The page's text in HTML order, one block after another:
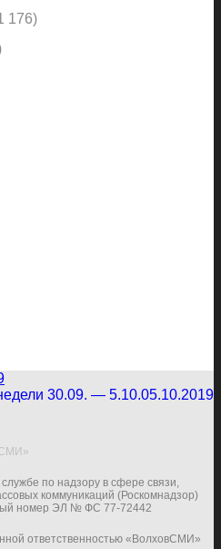
176)
30.09. — 5.10.05.10.2019
по надзору в сфере связи,
коммуникаций (Роскомнадзор)
номер ЭЛ № ФС 77-72442
ответственностью «ВолховСМИ»